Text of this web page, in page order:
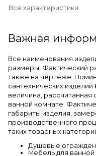
Все характеристики
Важная
Все наименования
размеры. Фактический
также на чертеже.
сантехнических изделий
величина,
ванной комнате.
габариты изделия,
производственного
таких товарных
Душевые
Мебель для ванной